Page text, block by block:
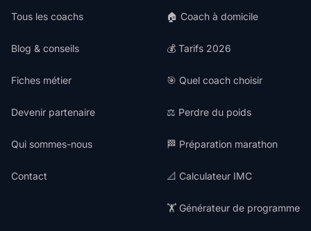
Tous les coachs
Blog & conseils
Fiches métier
Devenir partenaire
Qui sommes-nous
Contact
🏠 Coach à domicile
💰 Tarifs 2026
🎯 Quel coach choisir
⚖️ Perdre du poids
🏁 Préparation marathon
📐 Calculateur IMC
🏋️ Générateur de programme